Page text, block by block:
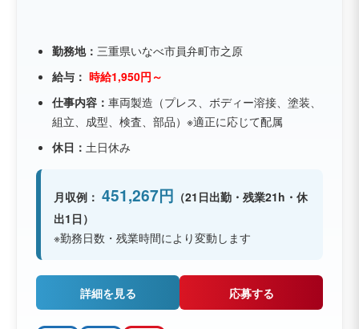
勤務地： 三重県いなべ市員弁町市之原
給与： 時給1,950円～
仕事内容： 車両製造（プレス、ボディー溶接、塗装、
組立、成型、検査、部品）※適正に応じて配属
休日： 土日休み
月収例： 451,267円 （21日出勤・残業21h・休
出1日）
※勤務日数・残業時間により変動します
詳細を見る 応募する